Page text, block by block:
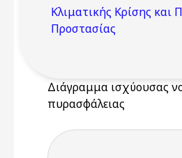
Κλιματικής Κρίσης και
Προστασίας
Διάγραμμα ισχύουσας
πυρασφάλειας